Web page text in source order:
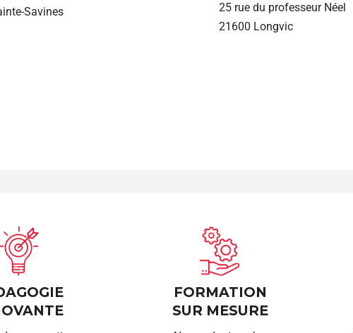
Savines
25 rue du professeur Néel
21600 Longvic
FORMATION
SUR MESURE